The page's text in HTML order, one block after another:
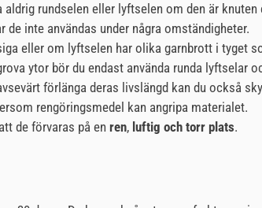
rundselen eller lyftselen om den är knuten
inte användas under några omständigheter.
eller om lyftselen har olika garnbrott i tyget
ytor bör du endast använda runda lyftselar
förlänga deras livslängd kan du också
rengöringsmedel kan angripa materialet.
de förvaras på en ren, luftig och torr plats.